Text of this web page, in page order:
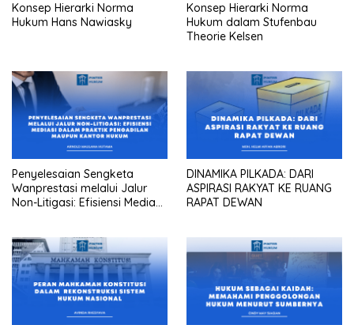
Konsep Hierarki Norma
Hukum Hans Nawiasky
Konsep Hierarki Norma
Hukum dalam Stufenbau
Theorie Kelsen
Penyelesaian Sengketa
Wanprestasi melalui Jalur
Non-Litigasi: Efisiensi Mediasi
DINAMIKA PILKADA: DARI
ASPIRASI RAKYAT KE RUANG
RAPAT DEWAN